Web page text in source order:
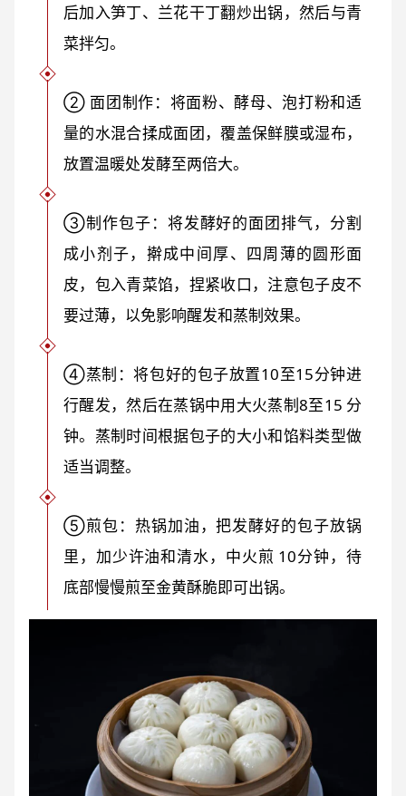
后加入笋丁、兰花干丁翻炒出锅，然后与青
菜拌匀。
② 面团制作：将面粉、酵母、泡打粉和适
量的水混合揉成面团，覆盖保鲜膜或湿布，
放置温暖处发酵至两倍大。
③制作包子：将发酵好的面团排气，分割
成小剂子，擀成中间厚、四周薄的圆形面
皮，包入青菜馅，捏紧收口，注意包子皮不
要过薄，以免影响醒发和蒸制效果。
④蒸制：将包好的包子放置10至15分钟进
行醒发，然后在蒸锅中用大火蒸制8至15 分
钟。蒸制时间根据包子的大小和馅料类型做
适当调整。
⑤煎包：热锅加油，把发酵好的包子放锅
里，加少许油和清水，中火煎 10分钟，待
底部慢慢煎至金黄酥脆即可出锅。